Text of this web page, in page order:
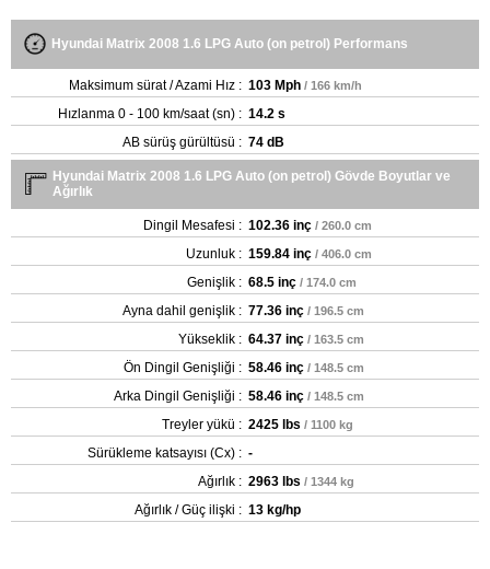
Hyundai Matrix 2008 1.6 LPG Auto (on petrol) Performans
Maksimum sürat / Azami Hız : 103 Mph / 166 km/h
Hızlanma 0 - 100 km/saat (sn) : 14.2 s
AB sürüş gürültüsü : 74 dB
Hyundai Matrix 2008 1.6 LPG Auto (on petrol) Gövde Boyutlar ve
Ağırlık
Dingil Mesafesi : 102.36 inç / 260.0 cm
Uzunluk : 159.84 inç / 406.0 cm
Genişlik : 68.5 inç / 174.0 cm
Ayna dahil genişlik : 77.36 inç / 196.5 cm
Yükseklik : 64.37 inç / 163.5 cm
Ön Dingil Genişliği : 58.46 inç / 148.5 cm
Arka Dingil Genişliği : 58.46 inç / 148.5 cm
Treyler yükü : 2425 lbs / 1100 kg
Sürükleme katsayısı (Cx) : -
Ağırlık : 2963 lbs / 1344 kg
Ağırlık / Güç ilişki : 13 kg/hp